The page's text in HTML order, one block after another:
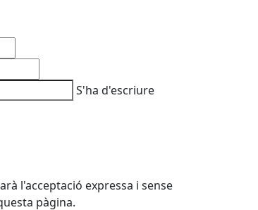
S'ha d'escriure
l'acceptació expressa i sense
pàgina.